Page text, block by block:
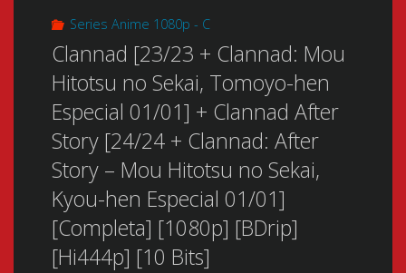
Series Anime 1080p - C
Clannad [23/23 + Clannad: Mou
Hitotsu no Sekai, Tomoyo-hen
Especial 01/01] + Clannad After
Story [24/24 + Clannad: After
Story – Mou Hitotsu no Sekai,
Kyou-hen Especial 01/01]
[Completa] [1080p] [BDrip]
[Hi444p] [10 Bits]